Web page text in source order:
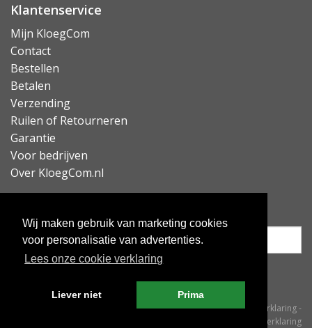
Wij maken gebruik van marketing cookies
voor personalisatie van advertenties.
Lees onze cookie verklaring
Liever niet Prima
Klantenservice
Mijn KloegCom
Contact
Bestellen
Betalen
Verzending
Ruilen of Retourneren
Garantie
Voor bedrijven
Over KloegCom.nl
Algemene voorwaarden-Cookieverklaring-
Privacyverklaring